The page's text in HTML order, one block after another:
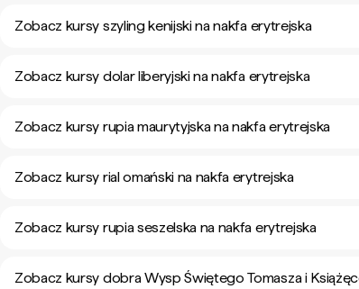
Zobacz kursy szyling kenijski na nakfa erytrejska
Zobacz kursy dolar liberyjski na nakfa erytrejska
Zobacz kursy rupia maurytyjska na nakfa erytrejska
Zobacz kursy rial omański na nakfa erytrejska
Zobacz kursy rupia seszelska na nakfa erytrejska
Zobacz kursy dobra Wysp Świętego Tomasza i